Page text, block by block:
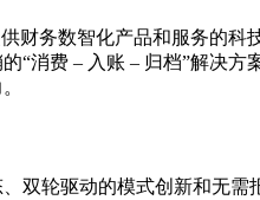
财务数智化产品和服务的科
“消费 – 入账 – 归档”解决方
双轮驱动的模式创新和无需